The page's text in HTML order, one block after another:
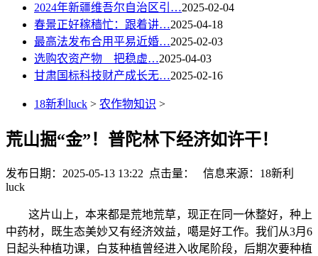
2024年新疆维吾尔自治区引…2025-02-04
春景正好稼穑忙：跟着讲…2025-04-18
最高法发布合用平易近婚…2025-02-03
选购农资产物 把稳虚…2025-04-03
甘肃国标科技财产成长无…2025-02-16
18新利luck > 农作物知识 >
荒山掘“金”！普陀林下经济如许干！
发布日期：2025-05-13 13:22 点击量：
信息来源：18新利
luck
这片山上，本来都是荒地荒草，现正在同一休整好，种上
中药材，既生态美妙又有经济效益，噶是好工作。我们从3月6
日起头种植功课，白芨种植曾经进入收尾阶段，后期次要种植